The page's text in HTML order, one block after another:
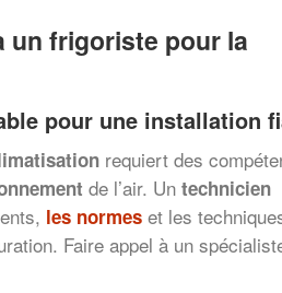
un frigoriste pour la
pour une installation
requiert des
de l’air. Un technicien
les normes et les
Faire appel à un